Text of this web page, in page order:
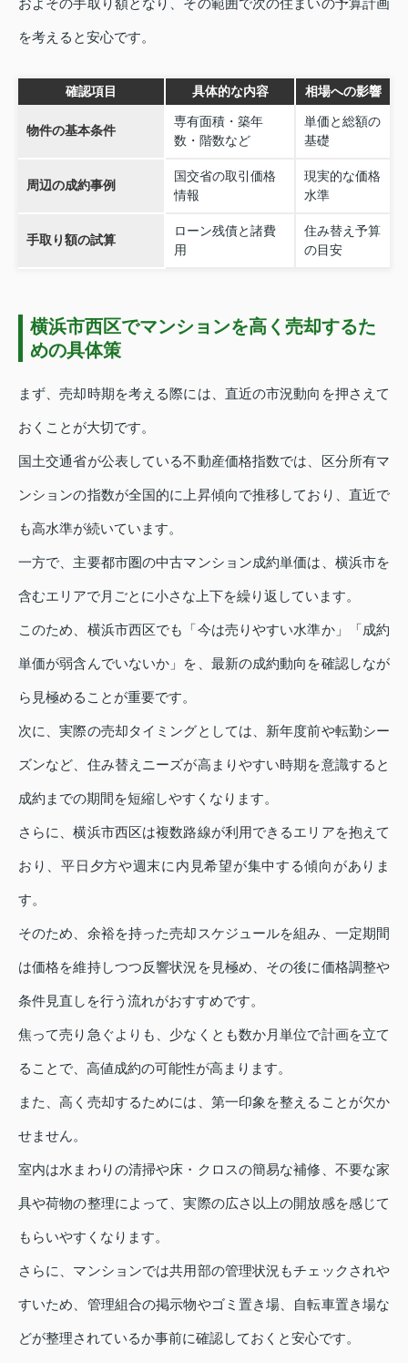
およその手取り額となり、その範囲で次の住まいの予算計画
を考えると安心です。
確認項目 具体的な内容 相場への影響
物件の基本条件
専有面積・築年
数・階数など
単価と総額の
基礎
周辺の成約事例
国交省の取引価格
情報
現実的な価格
水準
手取り額の試算
ローン残債と諸費
用
住み替え予算
の目安
横浜市西区でマンションを高く売却するた
めの具体策
まず、売却時期を考える際には、直近の市況動向を押さえて
おくことが大切です。
国土交通省が公表している不動産価格指数では、区分所有マ
ンションの指数が全国的に上昇傾向で推移しており、直近で
も高水準が続いています。
一方で、主要都市圏の中古マンション成約単価は、横浜市を
含むエリアで月ごとに小さな上下を繰り返しています。
このため、横浜市西区でも「今は売りやすい水準か」「成約
単価が弱含んでいないか」を、最新の成約動向を確認しなが
ら見極めることが重要です。
次に、実際の売却タイミングとしては、新年度前や転勤シー
ズンなど、住み替えニーズが高まりやすい時期を意識すると
成約までの期間を短縮しやすくなります。
さらに、横浜市西区は複数路線が利用できるエリアを抱えて
おり、平日夕方や週末に内見希望が集中する傾向がありま
す。
そのため、余裕を持った売却スケジュールを組み、一定期間
は価格を維持しつつ反響状況を見極め、その後に価格調整や
条件見直しを行う流れがおすすめです。
焦って売り急ぐよりも、少なくとも数か月単位で計画を立て
ることで、高値成約の可能性が高まります。
また、高く売却するためには、第一印象を整えることが欠か
せません。
室内は水まわりの清掃や床・クロスの簡易な補修、不要な家
具や荷物の整理によって、実際の広さ以上の開放感を感じて
もらいやすくなります。
さらに、マンションでは共用部の管理状況もチェックされや
すいため、管理組合の掲示物やゴミ置き場、自転車置き場な
どが整理されているか事前に確認しておくと安心です。